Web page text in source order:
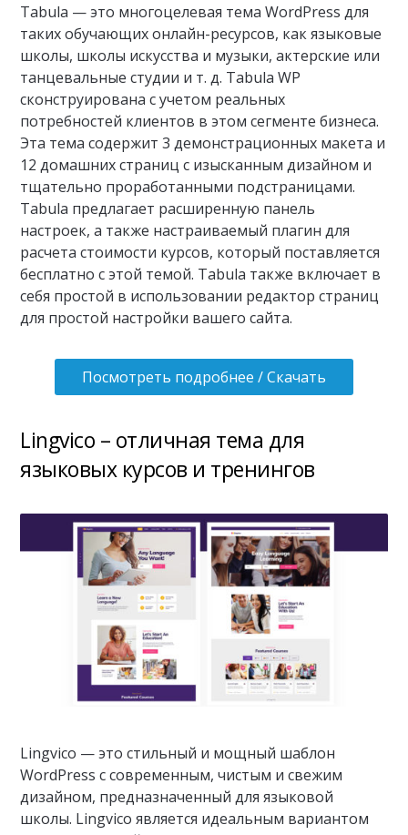
Tabula — это многоцелевая тема WordPress для
таких обучающих онлайн-ресурсов, как языковые
школы, школы искусства и музыки, актерские или
танцевальные студии и т. д. Tabula WP
сконструирована с учетом реальных
потребностей клиентов в этом сегменте бизнеса.
Эта тема содержит 3 демонстрационных макета и
12 домашних страниц с изысканным дизайном и
тщательно проработанными подстраницами.
Tabula предлагает расширенную панель
настроек, а также настраиваемый плагин для
расчета стоимости курсов, который поставляется
бесплатно с этой темой. Tabula также включает в
себя простой в использовании редактор страниц
для простой настройки вашего сайта.
Посмотреть подробнее / Скачать
Lingvico – отличная тема для
языковых курсов и тренингов
Lingvico — это стильный и мощный шаблон
WordPress с современным, чистым и свежим
дизайном, предназначенный для языковой
школы. Lingvico является идеальным вариантом